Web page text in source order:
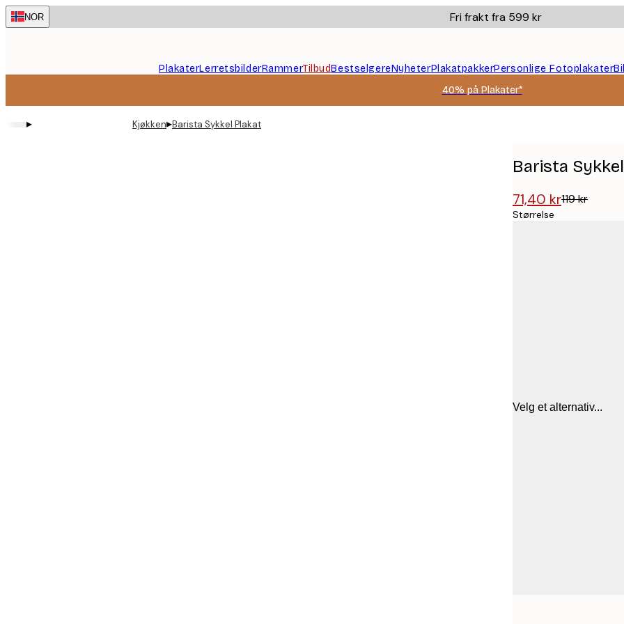
Skip
to
NOR Fri frakt fra 599 kr
PlakaterLerretsbilderRammerTilbudBestselgereNyheterPlakatpakkerPersonlige Fotoplakater
40% på Plakater*
▸ Kjøkken▸Barista Sykkel Plakat
Barista
71,40 kr119 kr
Størrelse
Velg et alternativ...